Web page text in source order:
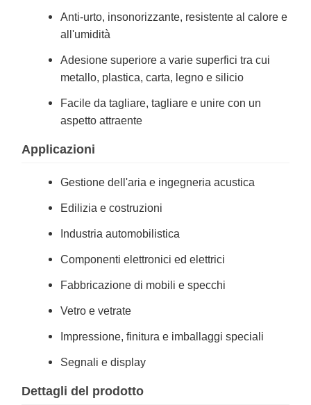
Anti-urto, insonorizzante, resistente al calore e
all'umidità
Adesione superiore a varie superfici tra cui
metallo, plastica, carta, legno e silicio
Facile da tagliare, tagliare e unire con un
aspetto attraente
Applicazioni
Gestione dell'aria e ingegneria acustica
Edilizia e costruzioni
Industria automobilistica
Componenti elettronici ed elettrici
Fabbricazione di mobili e specchi
Vetro e vetrate
Impressione, finitura e imballaggi speciali
Segnali e display
Dettagli del prodotto